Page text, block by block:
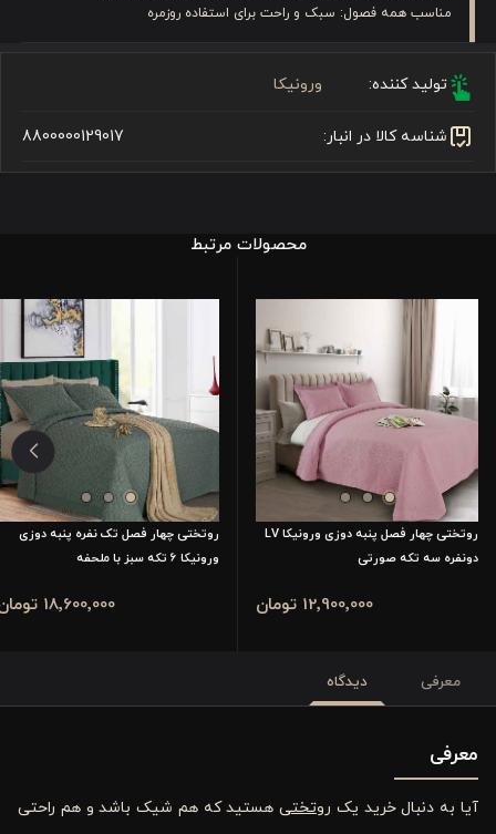
مناسب همه فصول: سبک و راحت برای استفاده روزمره
تولید کننده: ورونیکا
شناسه کالا در انبار: 8800000129017
محصولات مرتبط
روتختی چهار فصل پنبه دوزی ورونیکا LV
دونفره سه تکه صورتی
12٬900٬000 تومان
روتختی چهار فصل تک نفره پنبه دوزی
ورونیکا 6 تکه سبز با ملحفه
18٬600٬000 تومان
معرفی دیدگاه
معرفی
آیا به دنبال خرید یک روتختی‌هستید که هم شیک باشد و هم راحتی